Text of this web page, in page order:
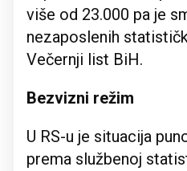
više od 23.000 pa je
nezaposlenih
Večernji list BiH.
Bezvizni režim
U RS-u je situacija
prema službenoj